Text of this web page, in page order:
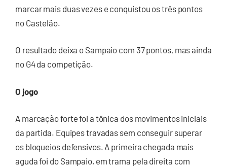
marcar mais duas vezes e conquistou os três pontos
no Castelão.
O resultado deixa o Sampaio com 37 pontos, mas ainda
no G4 da competição.
O jogo
A marcação forte foi a tônica dos movimentos iniciais
da partida. Equipes travadas sem conseguir superar
os bloqueios defensivos. A primeira chegada mais
aguda foi do Sampaio, em trama pela direita com